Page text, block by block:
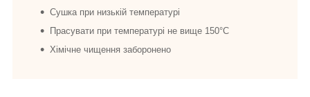
Сушка при низькій температурі
Прасувати при температурі не вище 150°C
Хімічне чищення заборонено